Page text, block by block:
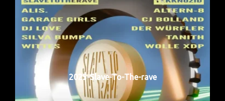
2025-Slave-To-The-rave